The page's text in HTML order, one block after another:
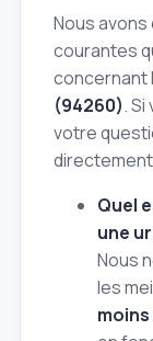
Nous
courantes
concernant
(94260).
votre
Quel
une
Nous
les